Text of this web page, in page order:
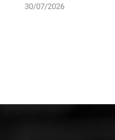
30/07/2026